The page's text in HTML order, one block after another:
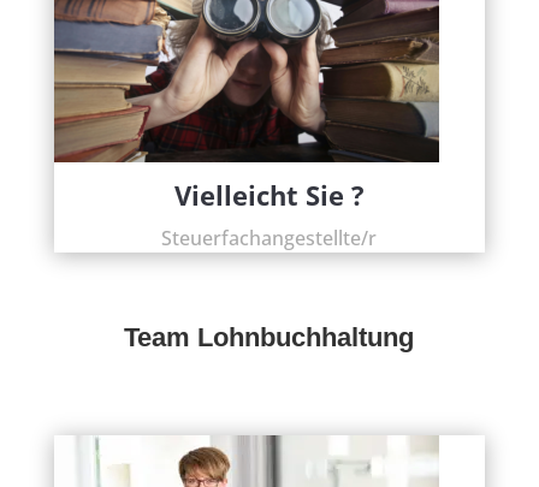
Vielleicht Sie ?
Steuerfachangestellte/r
Team Lohnbuchhaltung